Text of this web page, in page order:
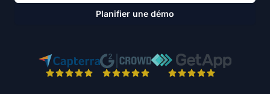
Planifier une démo